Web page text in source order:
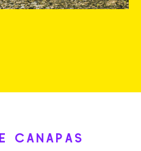
CANAPAS